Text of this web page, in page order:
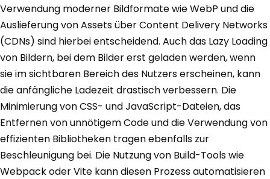
Verwendung moderner Bildformate wie WebP und die
Auslieferung von Assets über Content Delivery Networks
(CDNs) sind hierbei entscheidend. Auch das Lazy Loading
von Bildern, bei dem Bilder erst geladen werden, wenn
sie im sichtbaren Bereich des Nutzers erscheinen, kann
die anfängliche Ladezeit drastisch verbessern. Die
Minimierung von CSS- und JavaScript-Dateien, das
Entfernen von unnötigem Code und die Verwendung von
effizienten Bibliotheken tragen ebenfalls zur
Beschleunigung bei. Die Nutzung von Build-Tools wie
Webpack oder Vite kann diesen Prozess automatisieren